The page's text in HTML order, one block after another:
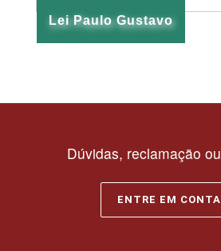
Lei Paulo Gustavo
Dúvidas, reclamação
ENTRE EM